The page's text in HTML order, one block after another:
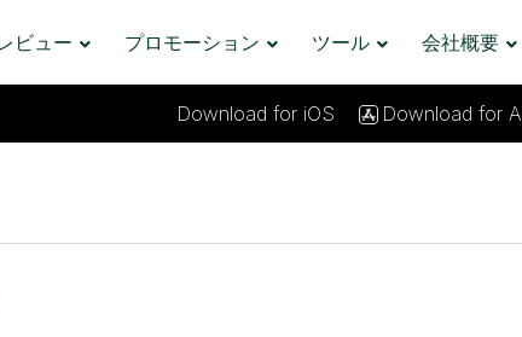
ビュー プロモーション ツール 会社概要
Download for iOS Download for